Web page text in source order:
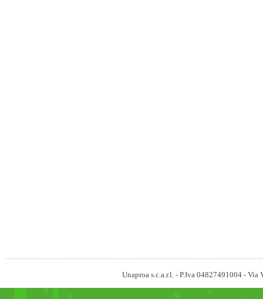
Unaproa s.c.a.r.l. - P.Iva 04827491004 -